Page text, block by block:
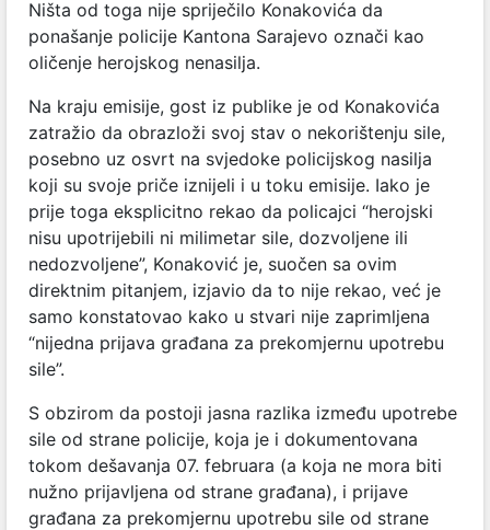
Ništa od toga nije spriječilo Konakovića da
ponašanje policije Kantona Sarajevo označi kao
oličenje herojskog nenasilja.
Na kraju emisije, gost iz publike je od Konakovića
zatražio da obrazloži svoj stav o nekorištenju sile,
posebno uz osvrt na svjedoke policijskog nasilja
koji su svoje priče iznijeli i u toku emisije. Iako je
prije toga eksplicitno rekao da policajci “herojski
nisu upotrijebili ni milimetar sile, dozvoljene ili
nedozvoljene”, Konaković je, suočen sa ovim
direktnim pitanjem, izjavio da to nije rekao, već je
samo konstatovao kako u stvari nije zaprimljena
“nijedna prijava građana za prekomjernu upotrebu
sile”.
S obzirom da postoji jasna razlika između upotrebe
sile od strane policije, koja je i dokumentovana
tokom dešavanja 07. februara (a koja ne mora biti
nužno prijavljena od strane građana), i prijave
građana za prekomjernu upotrebu sile od strane